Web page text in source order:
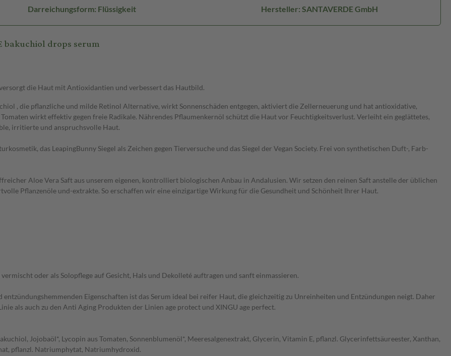
Darreichungsform: Flüssigkeit Hersteller: SANTAVERDE GmbH
bakuchiol drops serum
die Haut mit Antioxidantien und verbessert das Hautbild.
, die pflanzliche und milde Retinol Alternative, wirkt Sonnenschäden entgegen, aktiviert die Zellerneuerung und hat antioxidative,
wirkt effektiv gegen freie Radikale. Nährendes Pflaumenkernöl schützt die Haut vor Feuchtigkeitsverlust. Verleiht ein geglättetes,
irritierte und anspruchsvolle Haut.
das LeapingBunny Siegel als Zeichen gegen Tierversuche und das Siegel der Vegan Society. Frei von synthetischen Duft-, Farb-
Aloe Vera Saft aus unserem eigenen, kontrolliert biologischen Anbau in Andalusien. Wir setzen den reinen Saft anstelle der üblichen
Pflanzenöle und-extrakte. So erschaffen wir eine einzigartige Wirkung für die Gesundheit und Schönheit Ihrer Haut.
oder als Solopflege auf Gesicht, Hals und Dekolleté auftragen und sanft einmassieren.
Eigenschaften ist das Serum ideal bei reifer Haut, die gleichzeitig zu Unreinheiten und Entzündungen neigt. Daher
als auch zu den Anti Aging Produkten der Linien age protect und XINGU age perfect.
Jojobaöl*, Lycopin aus Tomaten, Sonnenblumenöl*, Meeresalgenextrakt, Glycerin, Vitamin E, pflanzl. Glycerinfettsäureester, Xanthan,
pflanzl. Natriumphytat, Natriumhydroxid.